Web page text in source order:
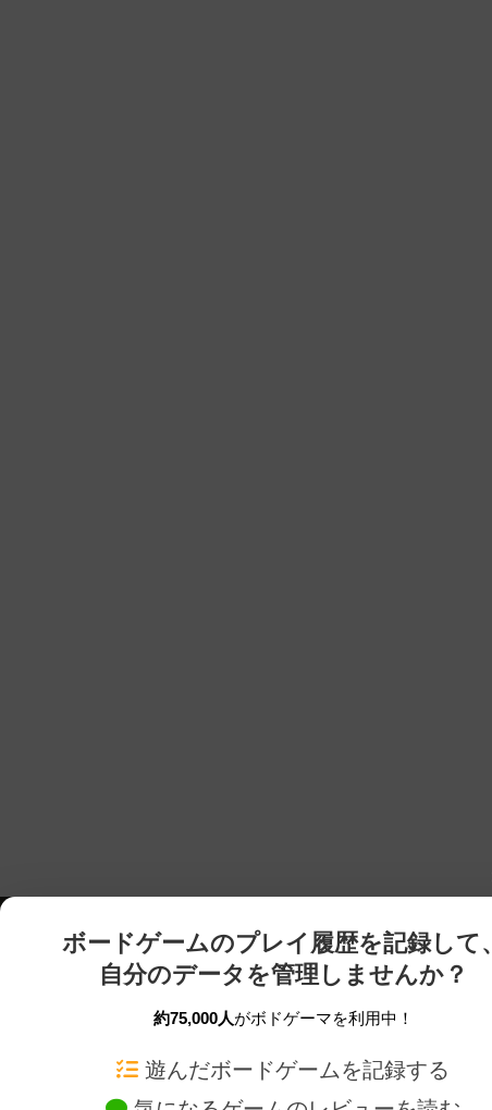
ボードゲームのプレイ履歴を記録して、
自分のデータを管理しませんか？
約75,000人がボドゲーマを利用中！
遊んだボードゲームを記録する